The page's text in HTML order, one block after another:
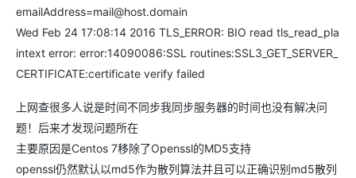
emailAddress=mail@host.domain
Wed Feb 24 17:08:14 2016 TLS_ERROR: BIO read tls_read_pla
intext error: error:14090086:SSL routines:SSL3_GET_SERVER_
CERTIFICATE:certificate verify failed
上网查很多人说是时间不同步我同步服务器的时间也没有解决问
题！后来才发现问题所在
主要原因是Centos 7移除了Openssl的MD5支持
openssl仍然默认以md5作为散列算法并且可以正确识别md5散列